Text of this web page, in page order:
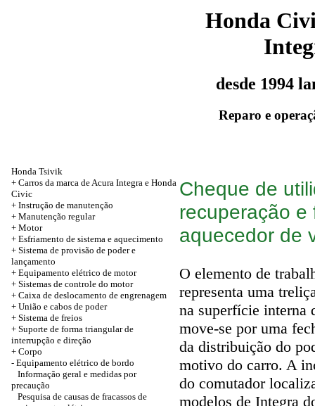
Honda
desde 1994
Reparo e
Honda Tsivik
+ Carros da marca de Acura Integra e Honda
Civic
+ Instrução de manutenção
+ Manutenção regular
+ Motor
+ Esfriamento de sistema e aquecimento
+ Sistema de provisão de poder e
lançamento
+ Equipamento elétrico de motor
+ Sistemas de controle do motor
+ Caixa de deslocamento de engrenagem
+ União e cabos de poder
+ Sistema de freios
+ Suporte de forma triangular de
interrupção e direção
+ Corpo
- Equipamento elétrico de bordo
Informação geral e medidas por
precaução
Pesquisa de causas de fracassos de
Cheque de
recuperação e
aquecedor de
O elemento de
representa uma
na superfície interna
move-se por uma
da distribuição do
motivo do carro. A
do comutador
modelos de Integra